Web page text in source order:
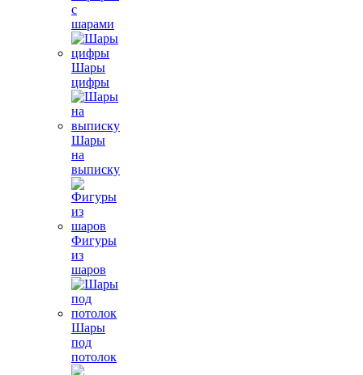
с
шарами
Шары
цифры
Шары
на
выписку
Фигуры
из
шаров
Шары
под
потолок